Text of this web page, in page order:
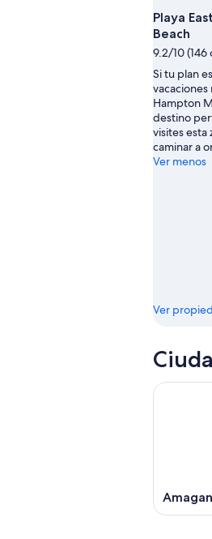
9
ago
14
ago
-
16
ago
Playa
Beach
9.2/10 (146
Si tu plan
vacaciones
Hampton
destino
visites esta
caminar a
Ver menos
Ver